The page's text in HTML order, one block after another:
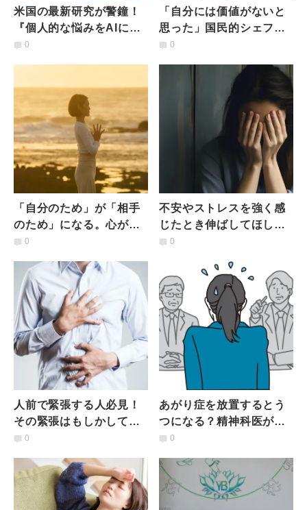
米国の最新研究が警鐘！
『個人的な悩みをAIに相
談する人』ほどうつ・不
0
「自分には価値がないと
思った」国民的シェフ、
ジェイミー・オリヴァー
0
「自分のため」が「相手
のため」になる。心が疲
れやすい人が今日から簡
ケア
0
不安やストレスを強く感
じたとき伸ばしてほしい
【小指のライン】心が落
チ
0
人前で緊張する人必見！
その緊張はもしかして
「あがり症」かも？精神
付き合い方
0
あがり症を放置するとう
つになる？精神科医が教
える、過剰な不安反応を
ニング
0